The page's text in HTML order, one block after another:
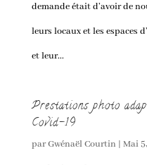
demande était d’avoir de
leurs locaux et les espaces
et leur...
Prestations photo
Covid-19
parGwénaël Courtin | Mai